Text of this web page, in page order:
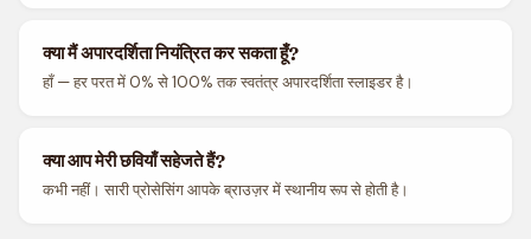
क्या मैं अपारदर्शिता नियंत्रित कर सकता हूँ?
हाँ — हर परत में 0% से 100% तक स्वतंत्र अपारदर्शिता स्लाइडर है।
क्या आप मेरी छवियाँ सहेजते हैं?
कभी नहीं। सारी प्रोसेसिंग आपके ब्राउज़र में स्थानीय रूप से होती है।